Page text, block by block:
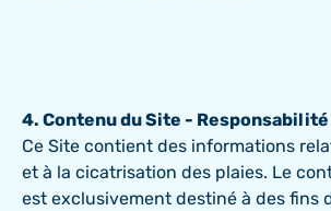
4. Contenu du Site - Responsabilité
Ce Site contient des informations
et à la cicatrisation des plaies. Le
est exclusivement destiné à des fins